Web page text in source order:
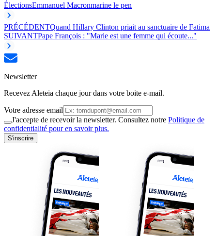
ÉlectionsEmmanuel Macronmarine le pen
PRÉCÉDENTQuand Hillary Clinton priait au sanctuaire de Fatima
SUIVANTPape François : "Marie est une femme qui écoute..."
Newsletter
Recevez Aleteia chaque jour dans votre boite e-mail.
Votre adresse email
J'accepte de recevoir la newsletter. Consultez notre Politique de
confidentialité pour en savoir plus.
S'inscrire